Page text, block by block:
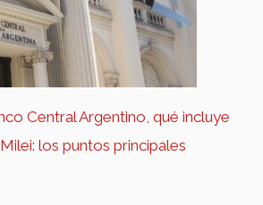
Central Argentino, qué incluye
los puntos principales